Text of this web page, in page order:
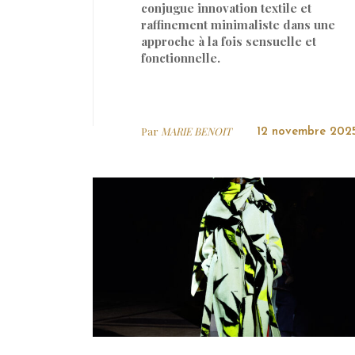
conjugue innovation textile et
raffinement minimaliste dans une
approche à la fois sensuelle et
fonctionnelle.
Par MARIE BENOIT 12 novembre